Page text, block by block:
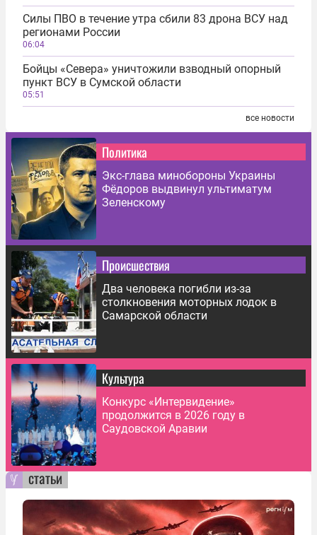
Силы ПВО в течение утра сбили 83 дрона ВСУ над
регионами России
06:04
Бойцы «Севера» уничтожили взводный опорный
пункт ВСУ в Сумской области
05:51
все новости
Политика
Экс-глава минобороны Украины
Фёдоров выдвинул ультиматум
Зеленскому
Происшествия
Два человека погибли из-за
столкновения моторных лодок в
Самарской области
Культура
Конкурс «Интервидение»
продолжится в 2026 году в
Саудовской Аравии
статьи